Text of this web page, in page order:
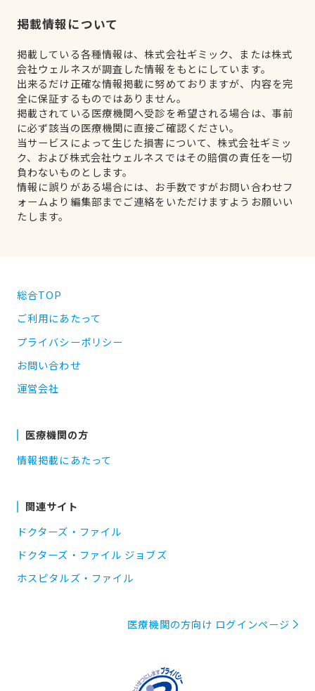
掲載情報について
掲載している各種情報は、株式会社ギミック、または株式
会社ウェルネスが調査した情報をもとにしています。
出来るだけ正確な情報掲載に努めておりますが、内容を完
全に保証するものではありません。
掲載されている医療機関へ受診を希望される場合は、事前
に必ず該当の医療機関に直接ご確認ください。
当サービスによって生じた損害について、株式会社ギミッ
ク、および株式会社ウェルネスではその賠償の責任を一切
負わないものとします。
情報に誤りがある場合には、お手数ですがお問い合わせフ
ォームより編集部までご連絡をいただけますようお願いい
たします。
総合TOP
ご利用にあたって
プライバシーポリシー
お問い合わせ
運営会社
医療機関の方
情報掲載にあたって
関連サイト
ドクターズ・ファイル
ドクターズ・ファイル ジョブズ
ホスピタルズ・ファイル
医療機関の方向け ログインページ